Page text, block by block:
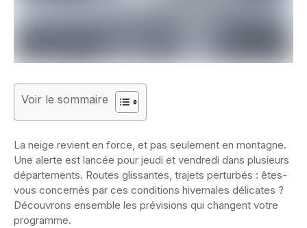
Voir le sommaire
La neige revient en force, et pas seulement en montagne.
Une alerte est lancée pour jeudi et vendredi dans plusieurs
départements. Routes glissantes, trajets perturbés : êtes-
vous concernés par ces conditions hivernales délicates ?
Découvrons ensemble les prévisions qui changent votre
programme.